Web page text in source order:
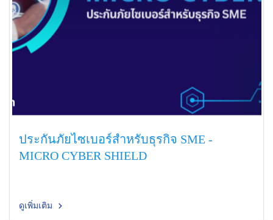
ประกันภัยไซเบอร์สำหรับธุรกิจ SME -
MICRO CYBER SHIELD
ดูเพิ่มเติม